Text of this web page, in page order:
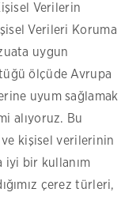
Verilerin
Verileri Koruma
uygun
ölçüde Avrupa
uyum sağlamak
alıyoruz. Bu
kişisel verilerinin
iyi bir kullanım
çerez türleri,